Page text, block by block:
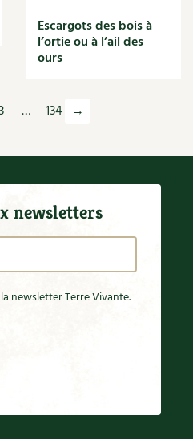
Escargots des bois à
l’ortie ou à l’ail des
ours
… 134 →
newsletters
newsletter Terre Vivante.